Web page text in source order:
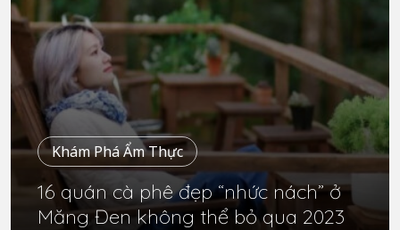
Khám Phá Ẩm Thực
16 quán cà phê đẹp “nhức nách” ở
Măng Đen không thể bỏ qua 2023